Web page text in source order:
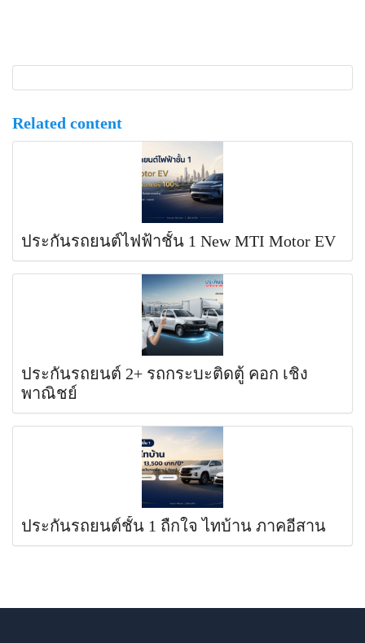
Related content
ประกันรถยนต์ไฟฟ้าชั้น 1 New MTI Motor EV
ประกันรถยนต์ 2+ รถกระบะติดตู้ คอก เชิง
พาณิชย์
ประกันรถยนต์ชั้น 1 ถืกใจ ไทบ้าน ภาคอีสาน